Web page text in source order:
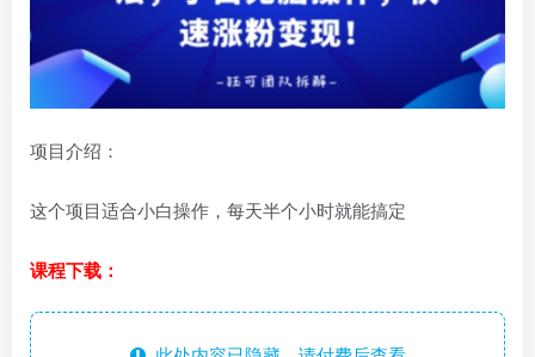
项目介绍：
这个项目适合小白操作，每天半个小时就能搞定
课程下载：